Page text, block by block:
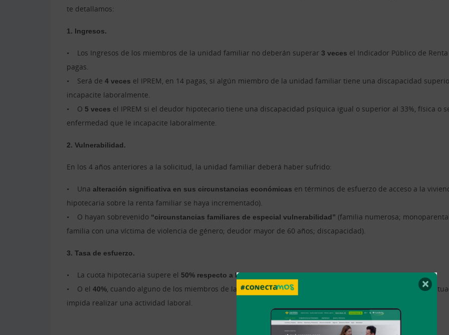
te detallamos:
1. Ingresos.
• Los Ingresos de los miembros de la unidad familiar no deberán superar 3 veces el Indicador Público de
pagas.
• Será de 4 veces el IPREM, en 14 pagas, si algún miembro de la unidad familiar tiene una discapacidad
incapacite laboralmente.
• O 5 veces el IPREM si el deudor hipotecario tiene una discapacidad psíquica igual o superior al 33%, física o
enfermedad que le incapacite laboralmente.
2. Vulnerabilidad.
En los 4 años anteriores a la solicitud, la unidad familiar deberá haber sufrido:
• Una alteración significativa en sus circunstancias económicas en términos de esfuerzo de acceso a la
hipotecaria sobre la renta familiar se haya incrementado).
• O hayan sobrevenido “circunstancias familiares de especial vulnerabilidad” (familia numerosa;
familia con una víctima de violencia de género; deudor mayor de 60 años; discapacidad).
3. Tasa de esfuerzo.
• La cuota hipotecaria supere el 50% respecto a los ingresos netos de la unidad familiar.
• O el 40%, cuando alguno de los miembros de la unidad familiar tenga una discapacidad superior al 33%,
impida realizar una actividad laboral.
×